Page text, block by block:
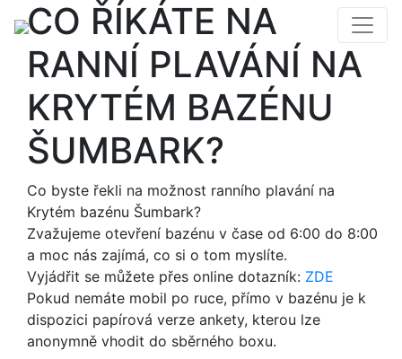
CO ŘÍKÁTE NA
RANNÍ PLAVÁNÍ NA
KRYTÉM BAZÉNU
ŠUMBARK?
Co byste řekli na možnost ranního plavání na
Krytém bazénu Šumbark?
Zvažujeme otevření bazénu v čase od 6:00 do 8:00
a moc nás zajímá, co si o tom myslíte.
Vyjádřit se můžete přes online dotazník: ZDE
Pokud nemáte mobil po ruce, přímo v bazénu je k
dispozici papírová verze ankety, kterou lze
anonymně vhodit do sběrného boxu.